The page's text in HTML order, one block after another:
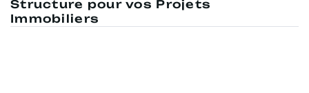
Structure pour vos Projets
Immobiliers